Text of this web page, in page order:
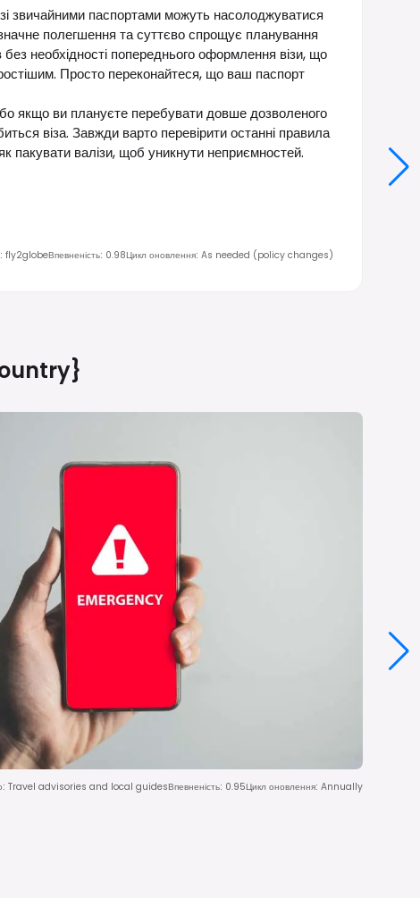
звичайними паспортами можуть насолоджуватися
полегшення та суттєво спрощує планування
необхідності попереднього оформлення візи, що
Просто переконайтеся, що ваш паспорт
якщо ви плануєте перебувати довше дозволеного
віза. Завжди варто перевірити останні правила
пакувати валізи, щоб уникнути неприємностей.
: fly2globeВпевненість: 0.98Цикл оновлення: As needed (policy changes)
: Travel advisories and local guidesВпевненість: 0.95Цикл оновлення: Annually